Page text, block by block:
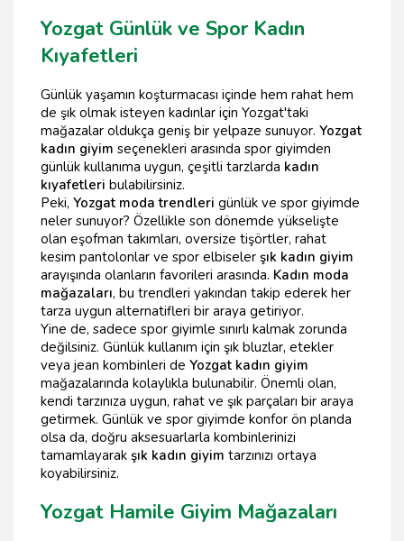
Yozgat Günlük ve Spor Kadın
Kıyafetleri
Günlük yaşamın koşturmacası içinde hem rahat hem
de şık olmak isteyen kadınlar için Yozgat'taki
mağazalar oldukça geniş bir yelpaze sunuyor. Yozgat
kadın giyim seçenekleri arasında spor giyimden
günlük kullanıma uygun, çeşitli tarzlarda kadın
kıyafetleri bulabilirsiniz.
Peki, Yozgat moda trendleri günlük ve spor giyimde
neler sunuyor? Özellikle son dönemde yükselişte
olan eşofman takımları, oversize tişörtler, rahat
kesim pantolonlar ve spor elbiseler şık kadın giyim
arayışında olanların favorileri arasında. Kadın moda
mağazaları, bu trendleri yakından takip ederek her
tarza uygun alternatifleri bir araya getiriyor.
Yine de, sadece spor giyimle sınırlı kalmak zorunda
değilsiniz. Günlük kullanım için şık bluzlar, etekler
veya jean kombinleri de Yozgat kadın giyim
mağazalarında kolaylıkla bulunabilir. Önemli olan,
kendi tarzınıza uygun, rahat ve şık parçaları bir araya
getirmek. Günlük ve spor giyimde konfor ön planda
olsa da, doğru aksesuarlarla kombinlerinizi
tamamlayarak şık kadın giyim tarzınızı ortaya
koyabilirsiniz.
Yozgat Hamile Giyim Mağazaları